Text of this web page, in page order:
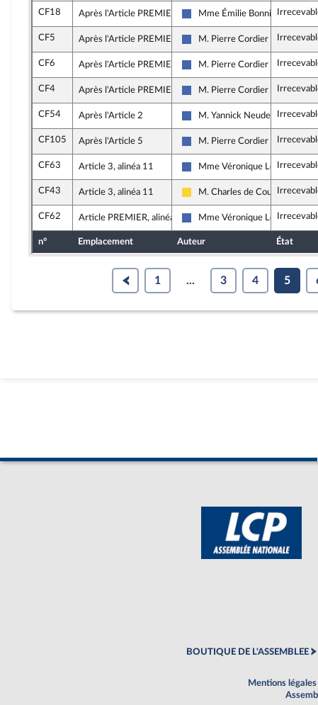
CF18 Après l'Article PREMIER
Les Républicains
Mme Émilie Bonnivard
CF5 Après l'Article PREMIER
Les Républicains
M. Pierre Cordier
CF6 Après l'Article PREMIER
Les Républicains
M. Pierre Cordier
CF4 Après l'Article PREMIER
Les Républicains
M. Pierre Cordier
CF54 Après l'Article 2
Les Républicains
M. Yannick Neuder
CF105 Après l'Article 5
Les Républicains
M. Pierre Cordier
CF63 Article 3, alinéa 11
Les Républicains
Mme Véronique Louwagie
CF43 Article 3, alinéa 11
Libertés, Indépendants, Outre-
M. Charles de Courson
CF62 Article PREMIER, alinéa 15
Les Républicains
Mme Véronique Louwagie
n° Emplacement Auteur État
1 ... 3 4 5
BOUTIQUE DE L'ASSEMBLEE
Mentions légales